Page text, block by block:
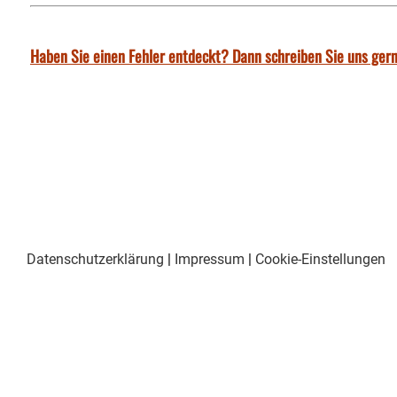
Haben Sie einen Fehler entdeckt? Dann schreiben Sie uns
Datenschutzerklärung | Impressum | Cookie-Einstellungen